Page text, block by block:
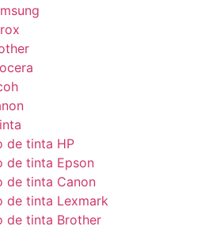
de tinta HP
de tinta Epson
de tinta Canon
de tinta Lexmark
de tinta Brother